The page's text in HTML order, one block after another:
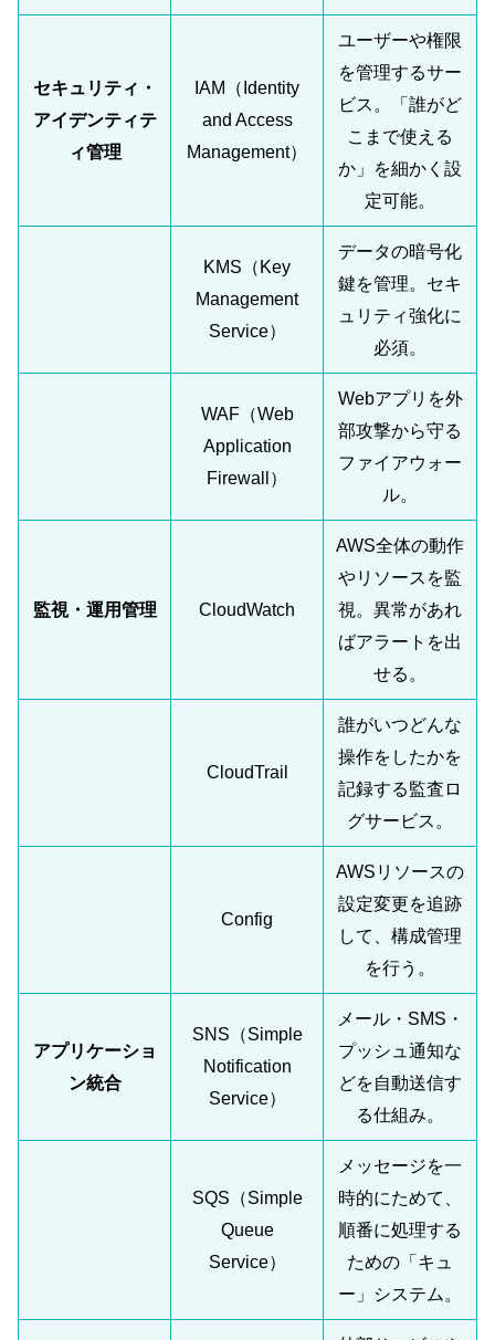
セキュリティ・
アイデンティテ
ィ管理
IAM（Identity
and Access
Management）
ユーザーや権限
を管理するサー
ビス。「誰がど
こまで使える
か」を細かく設
定可能。
KMS（Key
Management
Service）
データの暗号化
鍵を管理。セキ
ュリティ強化に
必須。
WAF（Web
Application
Firewall）
Webアプリを外
部攻撃から守る
ファイアウォー
ル。
監視・運用管理 CloudWatch
AWS全体の動作
やリソースを監
視。異常があれ
ばアラートを出
せる。
CloudTrail
誰がいつどんな
操作をしたかを
記録する監査ロ
グサービス。
Config
AWSリソースの
設定変更を追跡
して、構成管理
を行う。
アプリケーショ
ン統合
SNS（Simple
Notification
Service）
メール・SMS・
プッシュ通知な
どを自動送信す
る仕組み。
SQS（Simple
Queue
Service）
メッセージを一
時的にためて、
順番に処理する
ための「キュ
ー」システム。